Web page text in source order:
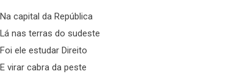
Na capital da República
Lá nas terras do sudeste
Foi ele estudar Direito
E virar cabra da peste